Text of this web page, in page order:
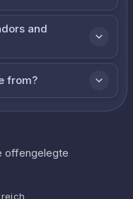
and
from?
offengelegte